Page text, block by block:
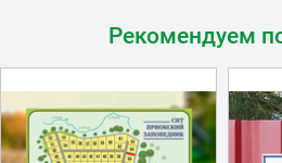
Рекомендуем